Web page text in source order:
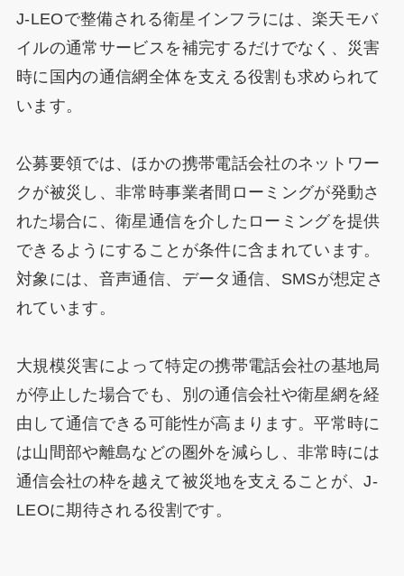
J-LEOで整備される衛星インフラには、楽天モバ
イルの通常サービスを補完するだけでなく、災害
時に国内の通信網全体を支える役割も求められて
います。
公募要領では、ほかの携帯電話会社のネットワー
クが被災し、非常時事業者間ローミングが発動さ
れた場合に、衛星通信を介したローミングを提供
できるようにすることが条件に含まれています。
対象には、音声通信、データ通信、SMSが想定さ
れています。
大規模災害によって特定の携帯電話会社の基地局
が停止した場合でも、別の通信会社や衛星網を経
由して通信できる可能性が高まります。平常時に
は山間部や離島などの圏外を減らし、非常時には
通信会社の枠を越えて被災地を支えることが、J-
LEOに期待される役割です。